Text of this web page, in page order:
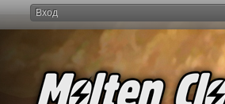
Вход